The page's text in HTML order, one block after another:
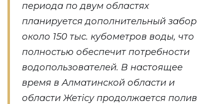
периода по двум областях
планируется дополнительный забор
около 150 тыс. кубометров воды, что
полностью обеспечит потребности
водопользователей. В настоящее
время в Алматинской области и
области Жетісу продолжается полив